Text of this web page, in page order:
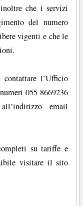
che i servizi
del numero
vigenti e che le
l’Ufficio
055 8669236
email
su tariffe e
visitare il sito